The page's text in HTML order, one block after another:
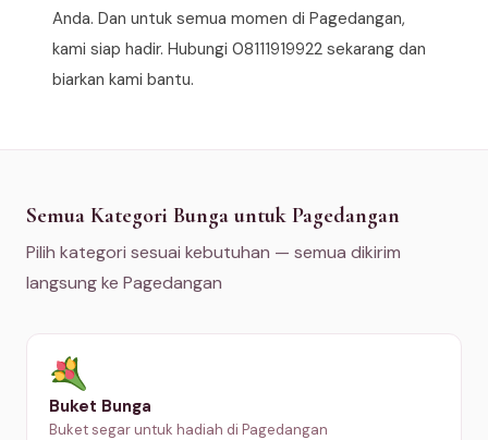
Anda. Dan untuk semua momen di Pagedangan,
kami siap hadir. Hubungi 08111919922 sekarang dan
biarkan kami bantu.
Semua Kategori Bunga untuk Pagedangan
Pilih kategori sesuai kebutuhan — semua dikirim
langsung ke Pagedangan
Buket Bunga
Buket segar untuk hadiah di Pagedangan